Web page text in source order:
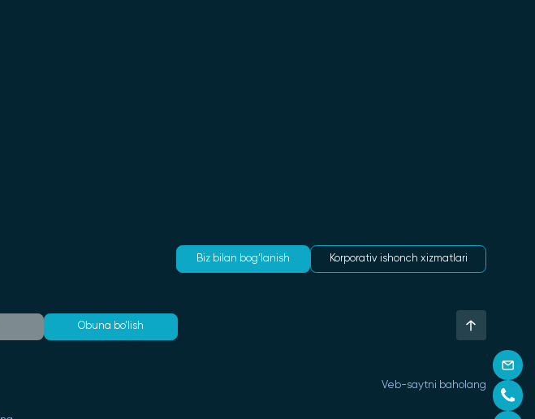
Biz bilan bog‘lanish Korporativ ishonch xizmatlari
Obuna bo‘lish
Veb-saytni baholang